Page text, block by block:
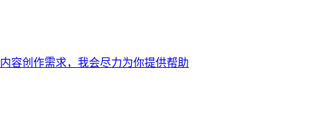
容创作需求，我会尽力为你提供帮助